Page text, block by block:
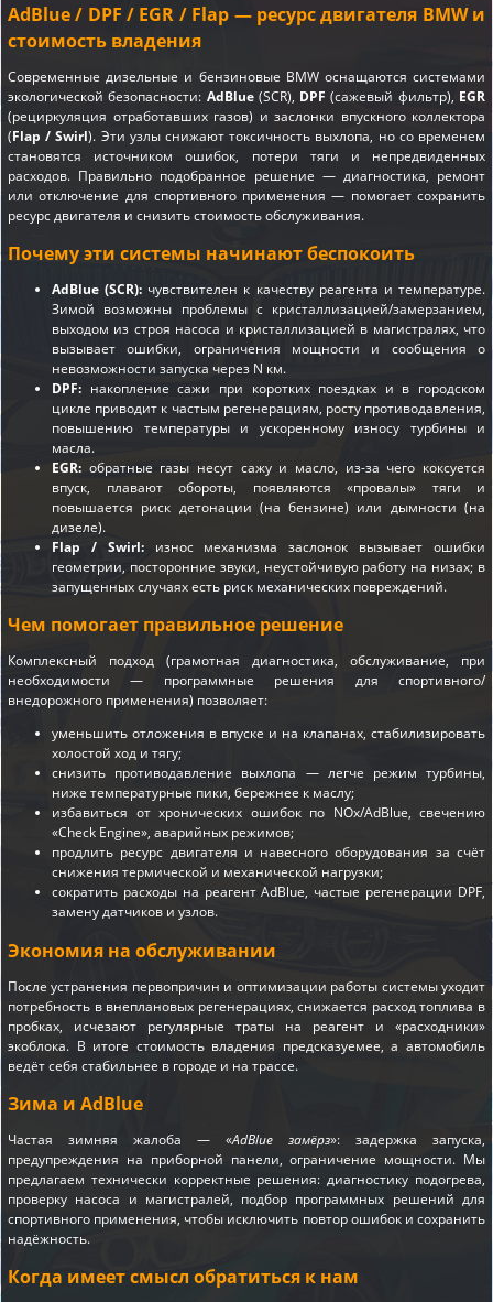
AdBlue / DPF / EGR / Flap — ресурс двигателя BMW и
стоимость владения
Современные дизельные и бензиновые BMW оснащаются системами
экологической безопасности: AdBlue(SCR), DPF (сажевый фильтр), EGR
(рециркуляция отработавших газов) и заслонки впускного коллектора
(Flap / Swirl). Эти узлы снижают токсичность выхлопа, но со временем
становятся источником ошибок, потери тяги и непредвиденных
расходов. Правильно подобранное решение — диагностика, ремонт
или отключение для спортивного применения — помогает сохранить
ресурс двигателя и снизить стоимость обслуживания.
Почему эти системы начинают беспокоить
AdBlue (SCR): чувствителен к качеству реагента и температуре.
Зимой возможны проблемы с кристаллизацией/замерзанием,
выходом из строя насоса и кристаллизацией в магистралях, что
вызывает ошибки, ограничения мощности и сообщения о
невозможности запуска через N км.
DPF: накопление сажи при коротких поездках и в городском
цикле приводит к частым регенерациям, росту противодавления,
повышению температуры и ускоренному износу турбины и
масла.
EGR: обратные газы несут сажу и масло, из-за чего коксуется
впуск, плавают обороты, появляются «провалы» тяги и
повышается риск детонации (на бензине) или дымности (на
дизеле).
Flap / Swirl:износ механизма заслонок вызывает ошибки
геометрии, посторонние звуки, неустойчивую работу на низах; в
запущенных случаях есть риск механических повреждений.
Чем помогает правильное решение
Комплексный подход (грамотная диагностика, обслуживание, при
необходимости — программные решения для спортивного/
внедорожного применения) позволяет:
уменьшить отложения в впуске и на клапанах, стабилизировать
холостой ход и тягу;
снизить противодавление выхлопа — легче режим турбины,
ниже температурные пики, бережнее к маслу;
избавиться от хронических ошибок по NOx/AdBlue, свечению
«Check Engine», аварийных режимов;
продлить ресурс двигателя и навесного оборудования за счёт
снижения термической и механической нагрузки;
сократить расходы на реагент AdBlue, частые регенерации DPF,
замену датчиков и узлов.
Экономия на обслуживании
После устранения первопричин и оптимизации работы системы уходит
потребность в внеплановых регенерациях, снижается расход топлива в
пробках, исчезают регулярные траты на реагент и «расходники»
экоблока. В итоге стоимость владения предсказуемее, а автомобиль
ведёт себя стабильнее в городе и на трассе.
Зима и AdBlue
Частая зимняя жалоба — «AdBlue замёрз»: задержка запуска,
предупреждения на приборной панели, ограничение мощности. Мы
предлагаем технически корректные решения: диагностику подогрева,
проверку насоса и магистралей, подбор программных решений для
спортивного применения, чтобы исключить повтор ошибок и сохранить
надёжность.
Когда имеет смысл обратиться к нам